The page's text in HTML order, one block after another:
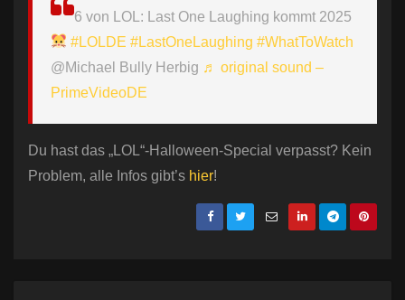
6 von LOL: Last One Laughing kommt 2025
#LOLDE #LastOneLaughing #WhatToWatch
@Michael Bully Herbig ♬ original sound –
PrimeVideoDE
Du hast das „LOL“-Halloween-Special verpasst? Kein
Problem, alle Infos gibt’s hier!